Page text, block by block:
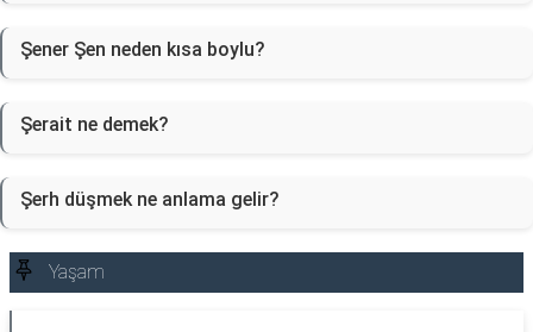
Şener Şen neden kısa boylu?
Şerait ne demek?
Şerh düşmek ne anlama gelir?
Yaşam